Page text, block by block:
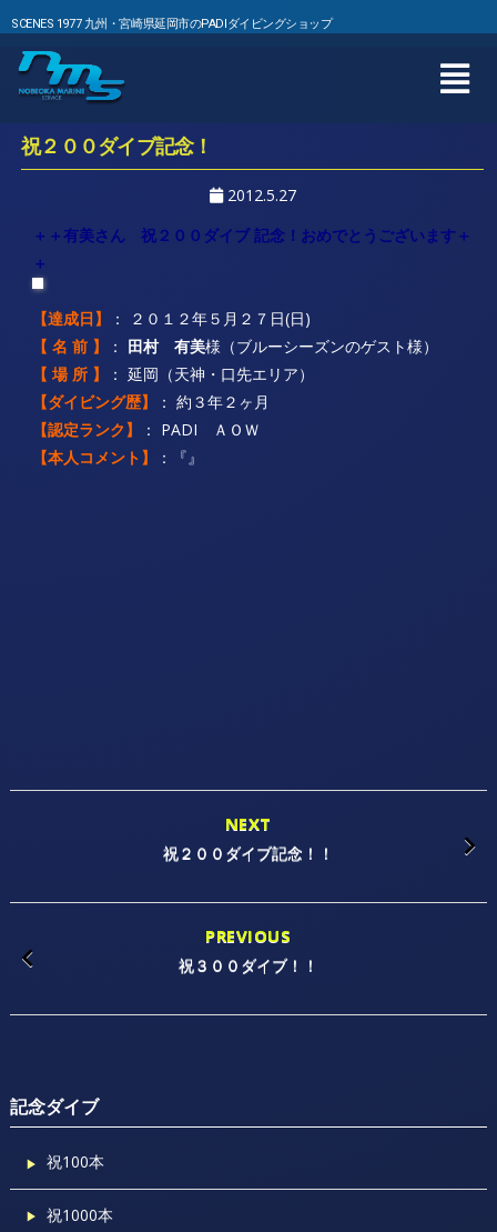
SCENES 1977 九州・宮崎県延岡市のPADIダイビングショップ
祝２００ダイブ記念！
2012.5.27
＋＋有美さん 祝２００ダイブ 記念！おめでとうございます＋
＋
【達成日】
： ２０１２年５月２７日(日)
【 名 前 】
： 田村 有美様（ブルーシーズンのゲスト様）
【 場 所 】
： 延岡（天神・口先エリア）
【ダイビング歴】
： 約３年２ヶ月
【認定ランク】
： PADI ＡＯＷ
【本人コメント】
：『』
NEXT
祝２００ダイブ記念！！
PREVIOUS
祝３００ダイブ！！
記念ダイブ
祝100本
祝1000本